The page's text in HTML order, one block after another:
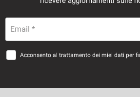
Email *
Acconsento al trattamento dei miei dati per